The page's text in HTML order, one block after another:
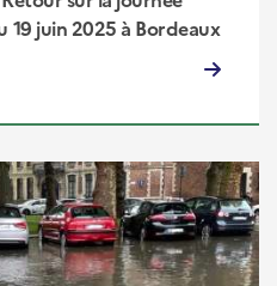
19 juin 2025 à Bordeaux